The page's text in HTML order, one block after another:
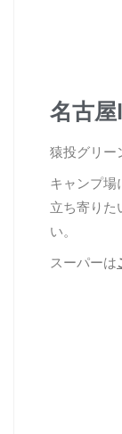
名古屋
猿投グリー
キャンプ場
立ち寄りた
い。
スーパーは